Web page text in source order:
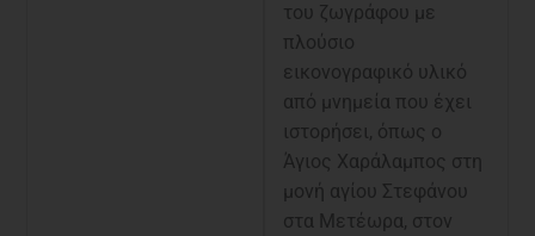
του ζωγράφου με
πλούσιο
εικονογραφικό υλικό
από μνημεία που έχει
ιστορήσει, όπως ο
Άγιος Χαράλαμπος στη
μονή αγίου Στεφάνου
στα Μετέωρα, στον